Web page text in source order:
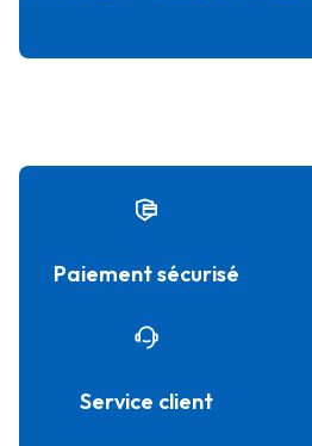
Paiement sécurisé
Service client